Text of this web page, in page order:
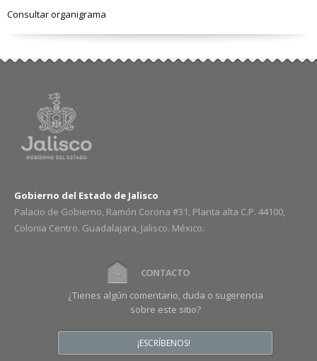
Consultar organigrama
Gobierno del Estado de Jalisco
Palacio de Gobierno, Ramón Corona #31, Planta alta C.P. 44100,
Colonia Centro. Guadalajara, Jalisco. México.
CONTACTO
¿Tienes algún comentario, duda o sugerencia
sobre este sitio?
¡ESCRÍBENOS!